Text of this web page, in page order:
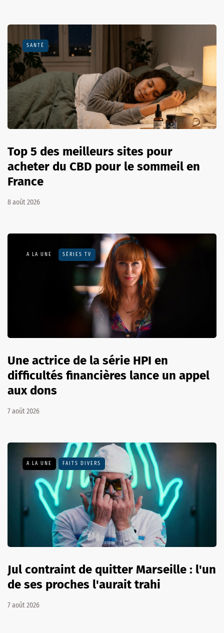
SANTÉ
Top 5 des meilleurs sites pour
acheter du CBD pour le sommeil en
France
8 août 2026
A LA UNE SÉRIES TV
Une actrice de la série HPI en
difficultés financières lance un appel
aux dons
7 août 2026
A LA UNE FAITS DIVERS
Jul contraint de quitter Marseille : l'un
de ses proches l'aurait trahi
7 août 2026